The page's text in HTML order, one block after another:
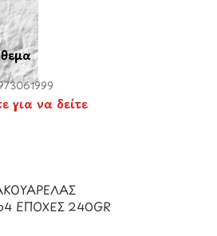
για να δείτε
ΕΠΟΧΕΣ 240GR